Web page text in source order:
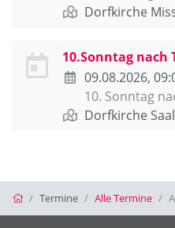
Dorfkirche
10.Sonntag
09.08.2026,
10. Sonntag
Dorfkirche
Startseite
Termine Alle Termine